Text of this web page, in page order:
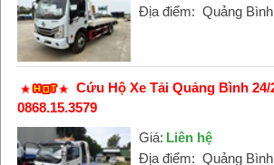
Địa điểm: Quảng
Cứu Hộ Xe Tải Quảng Bình 24/
0868.15.3579
Giá: Liên hệ
Địa điểm: Quảng